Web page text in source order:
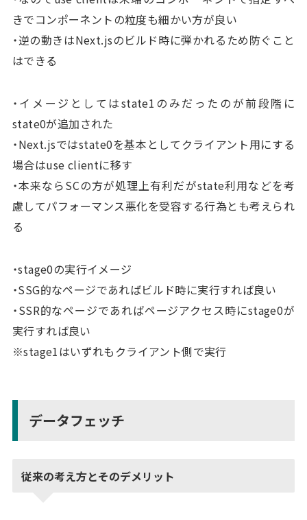
きでコンポーネントの粒度も細かい方が良い
・逆の動きはNext.jsのビルド時に弾かれるため防ぐこと
はできる
・イメージとしてはstate1のみだったのが前段階に
state0が追加された
・Next.jsではstate0を基本としてクライアント用にする
場合はuse clientに移す
・本来ならSCの方が処理上有利だがstate利用などを考
慮してパフォーマンス悪化を受容する行為とも考えられ
る
・stage0の実行イメージ
・SSG的なページであればビルド時に実行すれば良い
・SSR的なページであればページアクセス時にstage0が
実行すれば良い
※stage1はいずれもクライアント側で実行
データフェッチ
従来の考え方とそのデメリット